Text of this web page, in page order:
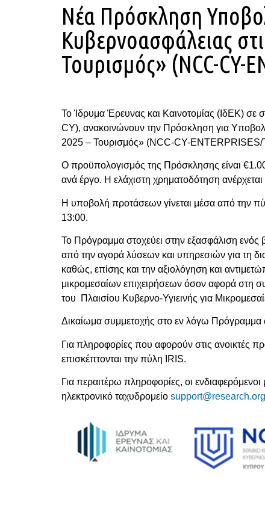
Νέα Πρόσκληση
Κυβερνοασφάλειας
Τουρισμός» (NCC-CY-
Το Ίδρυμα Έρευνας και Καινοτομίας (ΙδΕΚ)
CY), ανακοινώνουν την Πρόσκληση για
2025 – Τουρισμός» (NCC-CY-
Ο προϋπολογισμός της Πρόσκλησης είναι
ανά έργο. Η ελάχιστη χρηματοδότηση
Η υποβολή προτάσεων γίνεται μέσα από την
13:00.
Το Πρόγραμμα στοχεύει στην εξασφάλιση
από την αγορά λύσεων και υπηρεσιών για τη
καθώς, επίσης και την αξιολόγηση και
μικρομεσαίων επιχειρήσεων όσον αφορά στη
του Πλαισίου Κυβερνο-Υγιεινής για
Δικαίωμα συμμετοχής στο εν λόγω Πρόγραμμα
Για πληροφορίες που αφορούν στις ανοικτές
επισκέπτονται την πύλη IRIS.
Για περαιτέρω πληροφορίες, οι
ηλεκτρονικό ταχυδρομείο